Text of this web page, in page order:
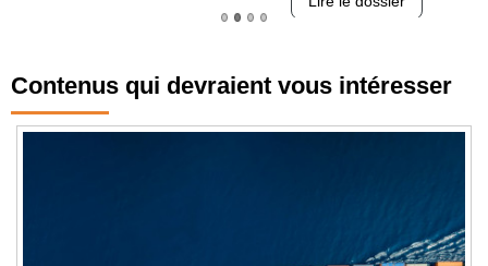
Contenus qui devraient vous intéresser